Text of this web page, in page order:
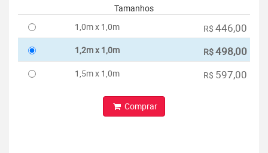
Tamanhos
1,0m x 1,0m
R$ 446,00
1,2m x 1,0m R$498,00
1,5m x 1,0m R$ 597,00
Comprar